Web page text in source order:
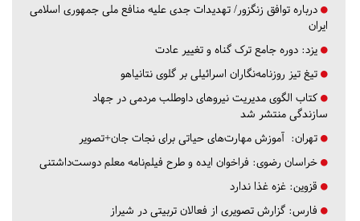
درباره توافق زنگزور/ تهدیدات جدی علیه منافع ملی جمهوری اسلامی
ایران
یزد: دوره جامع ترک گناه و تغییر عادت
تیغ تیز روزنامه‌نگاران اسرائیلی بر گلوی نتانیاهو
کتاب الگوی مدیریت نیروهای داوطلب مردمی در جهاد
سازندگی منتشر شد
تهران: آموزش مهارت‌های حیاتی برای نجات جان+تصویر
خراسان رضوی: فراخوان ایده و طرح فیلم‌نامه معلم دوست‌داشتنی
قزوین: غزه غذا ندارد
فارس: گزارش تصویری از فعالان تربیتی در شیراز